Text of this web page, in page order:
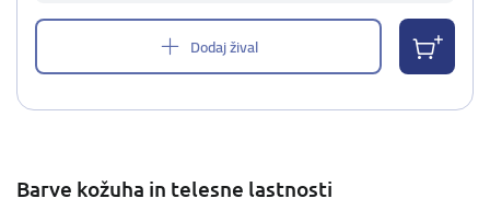
Dodaj žival
Barve kožuha in telesne lastnosti